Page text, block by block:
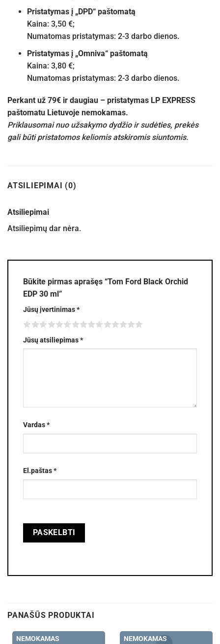
Pristatymas į „DPD“ paštomatą
Kaina: 3,50 €;
Numatomas pristatymas: 2-3 darbo dienos.
Pristatymas į „Omniva“ paštomatą
Kaina: 3,80 €;
Numatomas pristatymas: 2-3 darbo dienos.
Perkant už 79€ ir daugiau – pristatymas LP EXPRESS
paštomatu Lietuvoje nemokamas.
Priklausomai nuo užsakymo dydžio ir sudėties, prekės
gali būti pristatomos keliomis atskiromis siuntomis.
ATSILIEPIMAI (0)
Atsiliepimai
Atsiliepimų dar nėra.
Būkite pirmas aprašęs “Tom Ford Black Orchid
EDP 30 ml”
Jūsų įvertinimas*
Jūsų atsiliepimas*
Vardas*
El.paštas*
PANAŠŪS PRODUKTAI
NEMOKAMAS NEMOKAMAS